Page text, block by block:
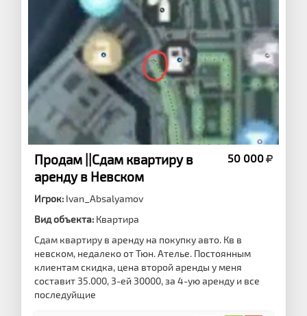
Продам ||Сдам квартиру в
аренду в Невском
50 000
Игрок: Ivan_Absalyamov
Вид объекта: Квартира
Сдам квартиру в аренду на покупку авто. Кв в
невском, недалеко от Тюн. Ателье. Постоянным
клиентам скидка, цена второй аренды у меня
составит 35.000, 3-ей 30000, за 4-ую аренду и все
последуйщие